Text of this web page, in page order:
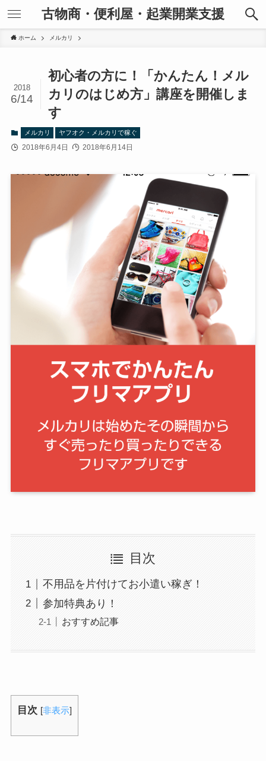
古物商・便利屋・起業開業支援
ホーム メルカリ
初心者の方に！「かんたん！メル
カリのはじめ方」講座を開催しま
す
2018
6/14
メルカリ ヤフオク・メルカリで稼ぐ
2018年6月4日 2018年6月14日
目次
不用品を片付けてお小遣い稼ぎ！
参加特典あり！
おすすめ記事
目次 [非表示]